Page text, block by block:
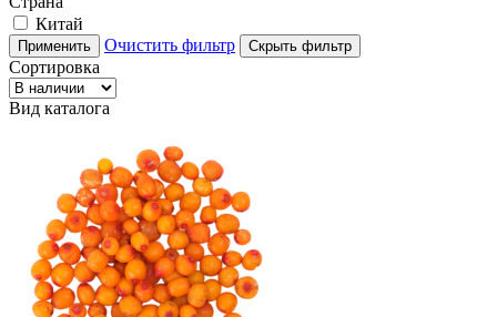
Китай
Применить Очистить фильтр Скрыть фильтр
Сортировка
Вид каталога